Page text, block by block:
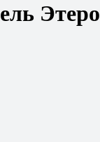
Этеро